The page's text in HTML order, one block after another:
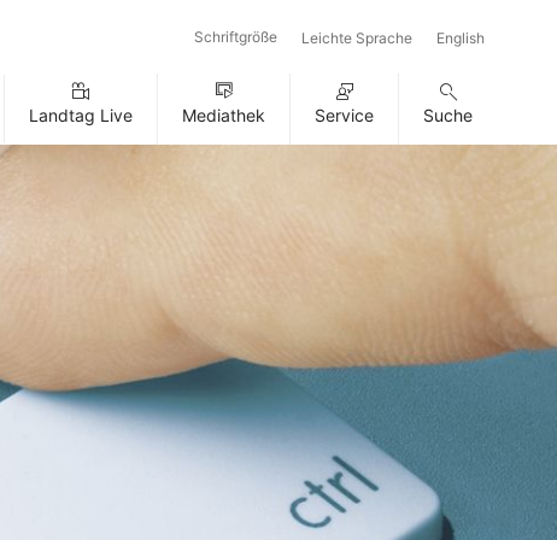
Schriftgröße Leichte Sprache English
Landtag Live Mediathek Service Suche